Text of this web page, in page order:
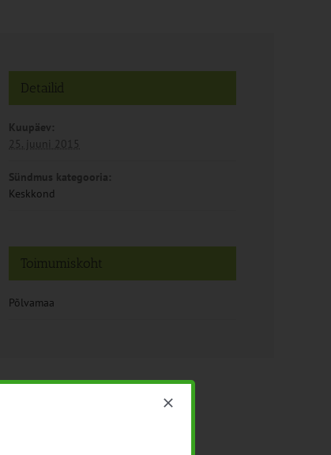
Detailid
Kuupäev:
25. juuni 2015
Sündmus kategooria:
Keskkond
Toimumiskoht
Põlvamaa